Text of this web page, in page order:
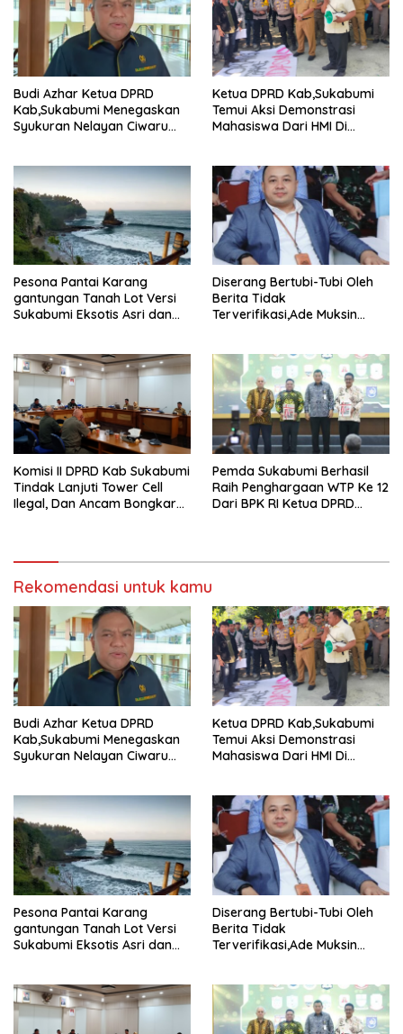
Budi Azhar Ketua DPRD
Kab,Sukabumi Menegaskan
Syukuran Nelayan Ciwaru
Ekonomi Kreatif Akar
Rumput
Ketua DPRD Kab,Sukabumi
Temui Aksi Demonstrasi
Mahasiswa Dari HMI Di
Pesona Pantai Karang
gantungan Tanah Lot Versi
Sukabumi Eksotis Asri dan
Diserang Bertubi-Tubi Oleh
Berita Tidak
Terverifikasi,Ade Muksin
Uang APBD
Komisi II DPRD Kab Sukabumi
Tindak Lanjuti Tower Cell
Ilegal, Dan Ancam Bongkar
Pemda Sukabumi Berhasil
Raih Penghargaan WTP Ke 12
Dari BPK RI Ketua DPRD
Rekomendasi untuk kamu
Budi Azhar Ketua DPRD
Kab,Sukabumi Menegaskan
Syukuran Nelayan Ciwaru
Ekonomi Kreatif Akar
Rumput
Ketua DPRD Kab,Sukabumi
Temui Aksi Demonstrasi
Mahasiswa Dari HMI Di
Pesona Pantai Karang
gantungan Tanah Lot Versi
Sukabumi Eksotis Asri dan
Diserang Bertubi-Tubi Oleh
Berita Tidak
Terverifikasi,Ade Muksin
Uang APBD